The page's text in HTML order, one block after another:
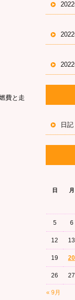
費と走
日記
日 月
« 9月
5 6
12 13
19 20
26 27